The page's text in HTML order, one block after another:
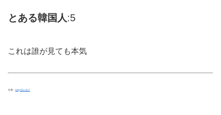
とある韓国 人:5
これは誰が見ても本気
引用： bit.ly/3lxuZa7